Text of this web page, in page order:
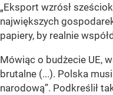
„Eksport wzrósł
największych
papiery, by realnie
Mówiąc o budżecie UE,
brutalne (...). Polska
narodową”. Podkreślił